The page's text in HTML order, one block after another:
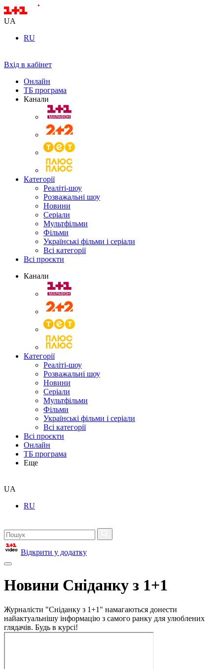
UA
RU
Вхід в кабінет
Онлайн
ТБ програма
Канали
Категорії
Реаліті-шоу
Розважальні шоу
Новини
Серіали
Мультфільми
Фільми
Українські фільми і серіали
Всі категорії
Всі проєкти
Канали
Категорії
Реаліті-шоу
Розважальні шоу
Новини
Серіали
Мультфільми
Фільми
Українські фільми і серіали
Всі категорії
Всі проєкти
Онлайн
ТБ програма
Еще
UA
RU
Відкрити у додатку
Новини Сніданку з 1+1
Журналісти "Сніданку з 1+1" намагаються донести
найактуальнішу інформацію з самого ранку для улюблених
глядачів. Будь в курсі!